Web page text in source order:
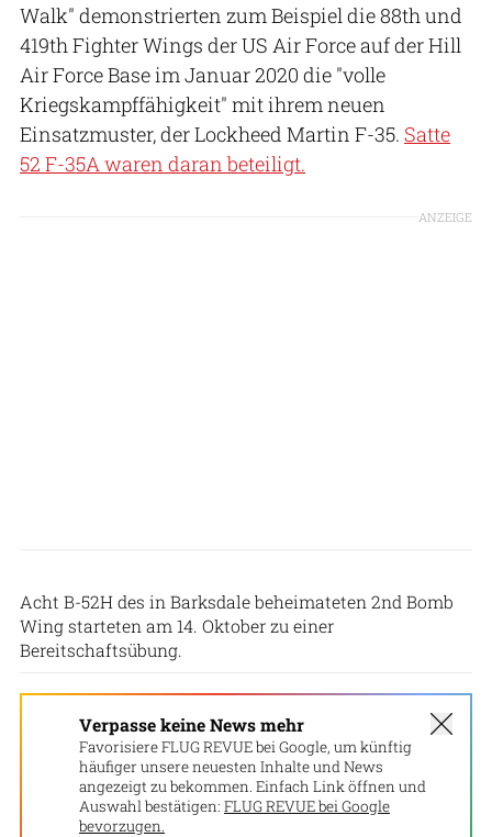
Walk" demonstrierten zum Beispiel die 88th und
419th Fighter Wings der US Air Force auf der Hill
Air Force Base im Januar 2020 die "volle
Kriegskampffähigkeit" mit ihrem neuen
Einsatzmuster, der Lockheed Martin F-35. Satte
52 F-35A waren daran beteiligt.
ANZEIGE
Acht B-52H des in Barksdale beheimateten 2nd Bomb
Wing starteten am 14. Oktober zu einer
Bereitschaftsübung.
Verpasse keine News mehr
Favorisiere FLUG REVUE bei Google, um künftig
häufiger unsere neuesten Inhalte und News
angezeigt zu bekommen. Einfach Link öffnen und
Auswahl bestätigen: FLUG REVUE bei Google
bevorzugen.